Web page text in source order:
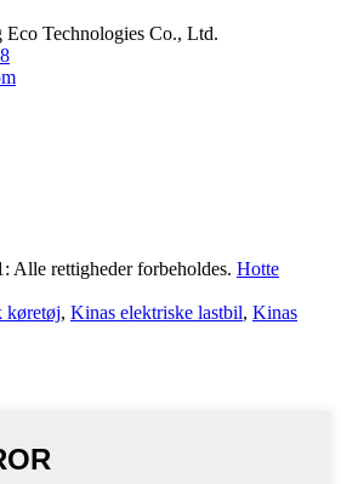
Eco Technologies Co., Ltd.
Alle rettigheder forbeholdes. Hotte
køretøj, Kinas elektriske lastbil, Kinas